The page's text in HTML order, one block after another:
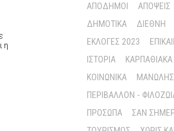
η
ΑΠΌΔΗΜΟΙ
ΑΠΌΨΕΙΣ
ΔΗΜΟΤΙΚΆ
ΔΙΕΘΝΉ
ΕΚΛΟΓΈΣ 2023
ΙΣΤΟΡΊΑ
ΚΟΙΝΩΝΙΚΆ
ΠΕΡΙΒΆΛΛΟΝ -
ΠΡΌΣΩΠΑ
ΣΑΝ